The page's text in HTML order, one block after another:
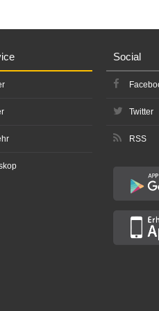
Social
Twitter
RSS